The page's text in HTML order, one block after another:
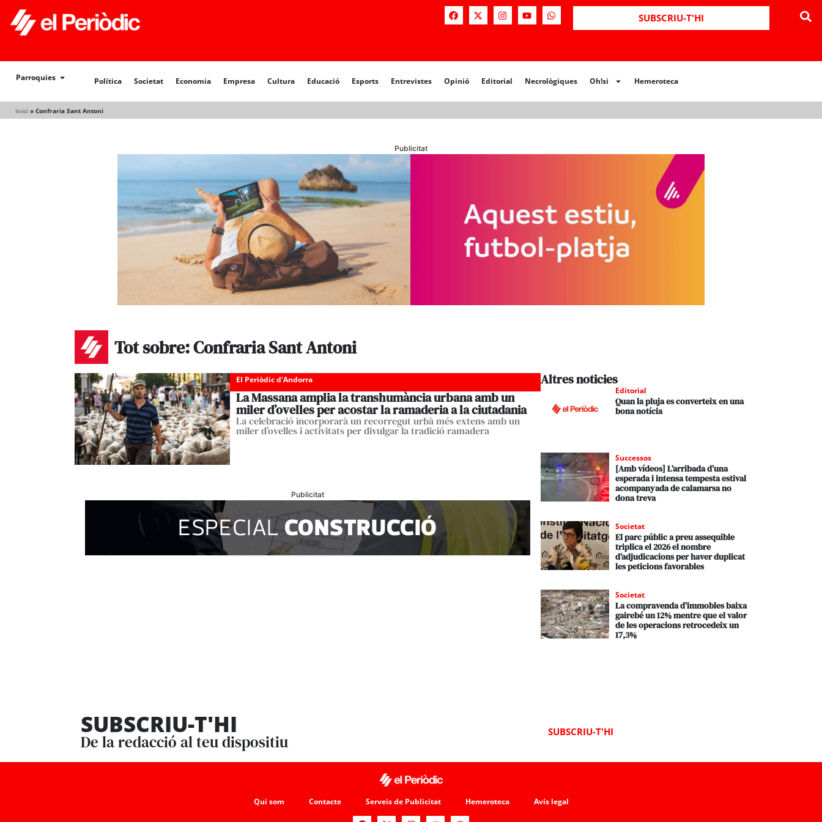
SUBSCRIU-T'HI
Parroquies Política Societat Economia Empresa Cultura Educació Esports Entrevistes Opinió Editorial Necrològiques Oh!si Hemeroteca
Inici » Confraria Sant Antoni
Política Societat Opinió Editorial Necrològiques Hemeroteca
Publicitat
Tot sobre: Confraria Sant Antoni
El Periòdic d'Andorra
La Massana amplia la transhumància urbana amb un
miler d’ovelles per acostar la ramaderia a la ciutadania
La celebració incorporarà un recorregut urbà més extens amb un
miler d’ovelles i activitats per divulgar la tradició ramadera
Publicitat
Altres noticies
Editorial
Quan la pluja es converteix en una
bona notícia
Successos
[Amb vídeos] L’arribada d’una
esperada i intensa tempesta estival
acompanyada de calamarsa no
dona treva
Societat
El parc públic a preu assequible
triplica el 2026 el nombre
d’adjudicacions per haver duplicat
les peticions favorables
Societat
La compravenda d’immobles baixa
gairebé un 12% mentre que el valor
de les operacions retrocedeix un
17,3%
SUBSCRIU-T'HI
De la redacció al teu dispositiu
SUBSCRIU-T'HI
Qui som Contacte Serveis de Publicitat Hemeroteca Avís legal